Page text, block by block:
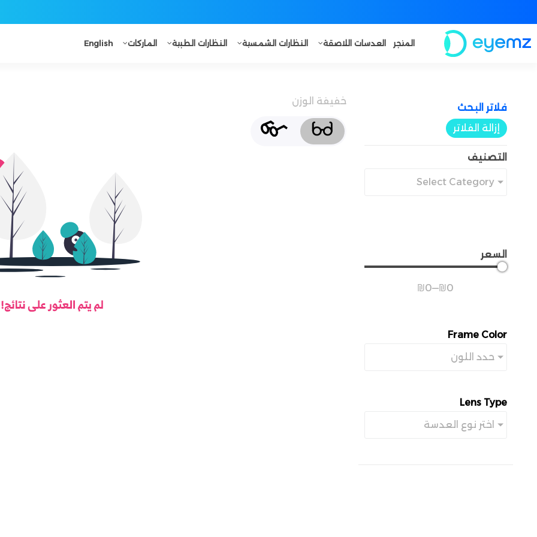
المتجر العدسات اللاصقة النظارات الشمسية النظارات الطبية الماركات English
فلاتر البحث​
إزالة الفلاتر
التصنيف
Select Category
السعر
0
₪
—
0
₪
Frame Color
حدد اللون
Lens Type
اختر نوع العدسة
خفيفة الوزن